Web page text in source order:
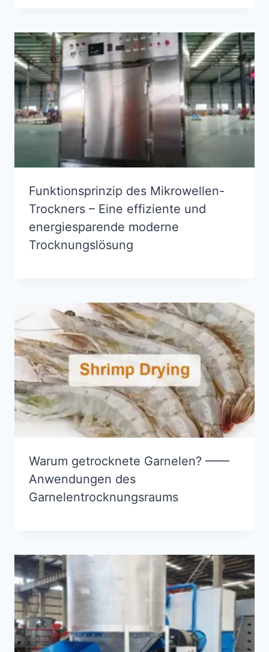
Funktionsprinzip des Mikrowellen-
Trockners – Eine effiziente und
energiesparende moderne
Trocknungslösung
Warum getrocknete Garnelen? ——
Anwendungen des
Garnelentrocknungsraums